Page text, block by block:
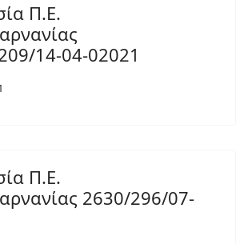
Π.Ε.
14-04-02021
Π.Ε.
2630/296/07-